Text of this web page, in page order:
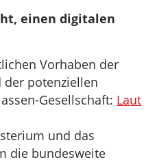
einen digitalen
Vorhaben der
der potenziellen
Gesellschaft: Laut
und das
die bundesweite